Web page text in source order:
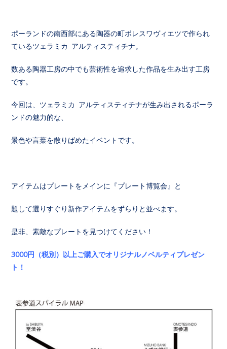
ポーランドの南西部にある陶器の町ボレスワヴィエツで作られ
ているツェラミカ アルティスティチナ。
数ある陶器工房の中でも芸術性を追求した作品を生み出す工房
です。
今回は、ツェラミカ アルティスティチナが生み出されるポーラ
ンドの魅力的な、
景色や言葉を散りばめたイベントです。
アイテムはプレートをメインに『プレート博覧会』と
題して選りすぐり新作アイテムをずらりと並べます。
是非、素敵なプレートを見つけてください！
3000円（税別）以上ご購入でオリジナルノベルティプレゼン
ト！